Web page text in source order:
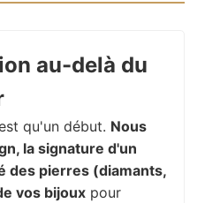
au-delà du
qu'un début. Nous
la signature d'un
des pierres (diamants,
vos bijoux pour